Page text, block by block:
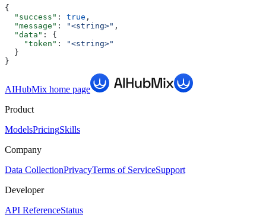
{
  "success"
: true ,
  "message"
: "<string>" ,
  "data"
: {
    "token"
:
"<string>"
  }
}
AIHubMix home page
Product
ModelsPricingSkills
Company
Data CollectionPrivacyTerms of ServiceSupport
Developer
API ReferenceStatus